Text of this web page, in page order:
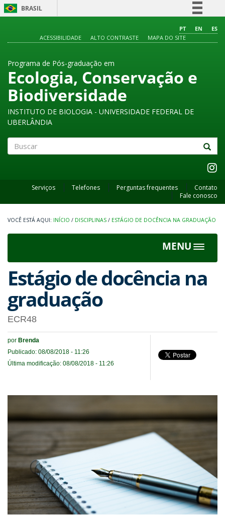
BRASIL
Comunica BR
Acesso à informação
Legislação
PT EN
ES
ACESSIBILIDADE
ALTO CONTRASTE MAPA DO SITE
Programa de Pós-graduação em
Ecologia, Conservação e
Biodiversidade
INSTITUTO DE BIOLOGIA - UNIVERSIDADE FEDERAL DE
UBERLÂNDIA
Serviços Telefones Perguntas frequentes
Contato
Fale conosco
INÍCIO / DISCIPLINAS / ESTÁGIO DE DOCÊNCIA NA GRADUAÇÃO
MENU
Toggle
Estágio de docência na
graduação
ECR48
por Brenda
Publicado: 08/08/2018 - 11:26
Última modificação: 08/08/2018 - 11:26